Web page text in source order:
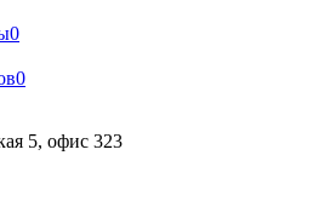
0
0
5, офис 323